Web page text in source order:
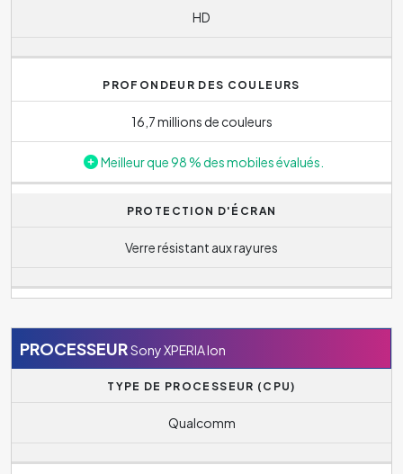
HD
PROFONDEUR DES COULEURS
16,7 millions de couleurs
Meilleur que 98 % des mobiles évalués.
PROTECTION D'ÉCRAN
Verre résistant aux rayures
PROCESSEURSony XPERIA Ion
TYPE DE PROCESSEUR (CPU)
Qualcomm